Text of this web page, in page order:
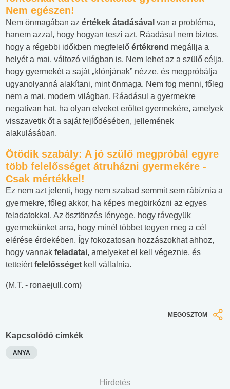
Nem egészen!
Nem önmagában az értékek átadásával van a probléma,
hanem azzal, hogy hogyan teszi azt. Ráadásul nem biztos,
hogy a régebbi időkben megfelelő értékrend megállja a
helyét a mai, változó világban is. Nem lehet az a szülő célja,
hogy gyermekét a saját „klónjának” nézze, és megpróbálja
ugyanolyanná alakítani, mint önmaga. Nem fog menni, főleg
nem a mai, modern világban. Ráadásul a gyermekre
negatívan hat, ha olyan elveket erőltet gyermekére, amelyek
visszavetik őt a saját fejlődésében, jellemének
alakulásában.
Ötödik szabály: A jó szülő megpróbál egyre
több felelősséget átruházni gyermekére -
Csak mértékkel!
Ez nem azt jelenti, hogy nem szabad semmit sem rábíznia a
gyermekre, főleg akkor, ha képes megbirkózni az egyes
feladatokkal. Az ösztönzés lényege, hogy rávegyük
gyermekünket arra, hogy minél többet tegyen meg a cél
elérése érdekében. Így fokozatosan hozzászokhat ahhoz,
hogy vannak feladatai, amelyeket el kell végeznie, és
tetteiértfelelősséget kell vállalnia.
(M.T. - ronaejull.com)
MEGOSZTOM
Kapcsolódó címkék
ANYA
Hirdetés